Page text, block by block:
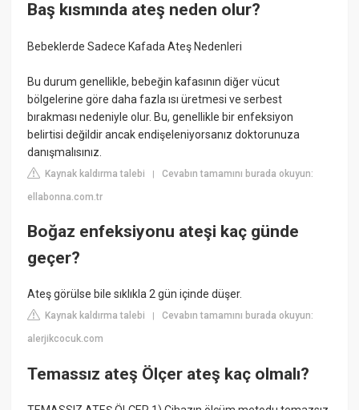
Baş kısmında ateş neden olur?
Bebeklerde Sadece Kafada Ateş Nedenleri
Bu durum genellikle, bebeğin kafasının diğer vücut
bölgelerine göre daha fazla ısı üretmesi ve serbest
bırakması nedeniyle olur. Bu, genellikle bir enfeksiyon
belirtisi değildir ancak endişeleniyorsanız doktorunuza
danışmalısınız.
Kaynak kaldırma talebi |Cevabın tamamını burada okuyun:
ellabonna.com.tr
Boğaz enfeksiyonu ateşi kaç günde
geçer?
Ateş görülse bile sıklıkla 2 gün içinde düşer.
Kaynak kaldırma talebi |Cevabın tamamını burada okuyun:
alerjikcocuk.com
Temassız ateş Ölçer ateş kaç olmalı?